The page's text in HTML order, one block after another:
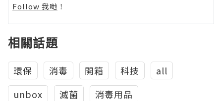
Follow 我哋 ！
相關話題
環保 消毒 開箱 科技
all
unbox
滅菌
消毒用品